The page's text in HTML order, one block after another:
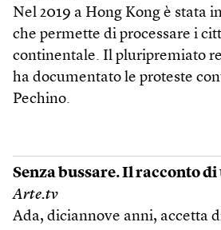
Nel 2019 a Hong Kong è stata
che permette di processare i
continentale. Il pluripremiato
ha documentato le proteste
Pechino.
Senza bussare. Il racconto
Arte.tv
Ada, diciannove anni, accetta